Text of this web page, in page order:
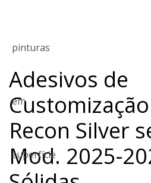
Adesivos de
Recon Silver
Mod. 2025-